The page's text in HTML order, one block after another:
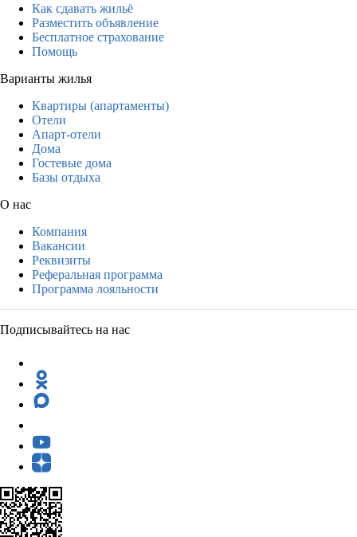
Как сдавать жильё
Разместить объявление
Бесплатное страхование
Помощь
Варианты жилья
Квартиры (апартаменты)
Отели
Апарт-отели
Дома
Гостевые дома
Базы отдыха
О нас
Компания
Вакансии
Реквизиты
Реферальная программа
Программа лояльности
Подписывайтесь на нас